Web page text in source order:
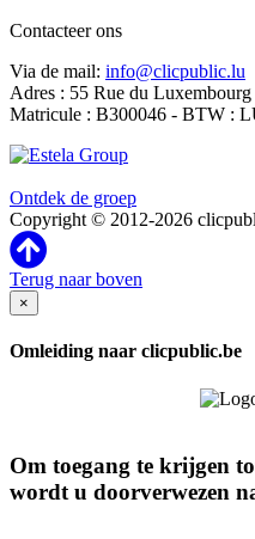
Contacteer ons
Via de mail: info@clicpublic.lu
Adres : 55 Rue du
Matricule : B300046 - BTW :
Ontdek de groep
Copyright © 2012-2026
Terug naar boven
×
Omleiding naar clicpublic.be
Om toegang te krijgen
wordt u doorverwezen